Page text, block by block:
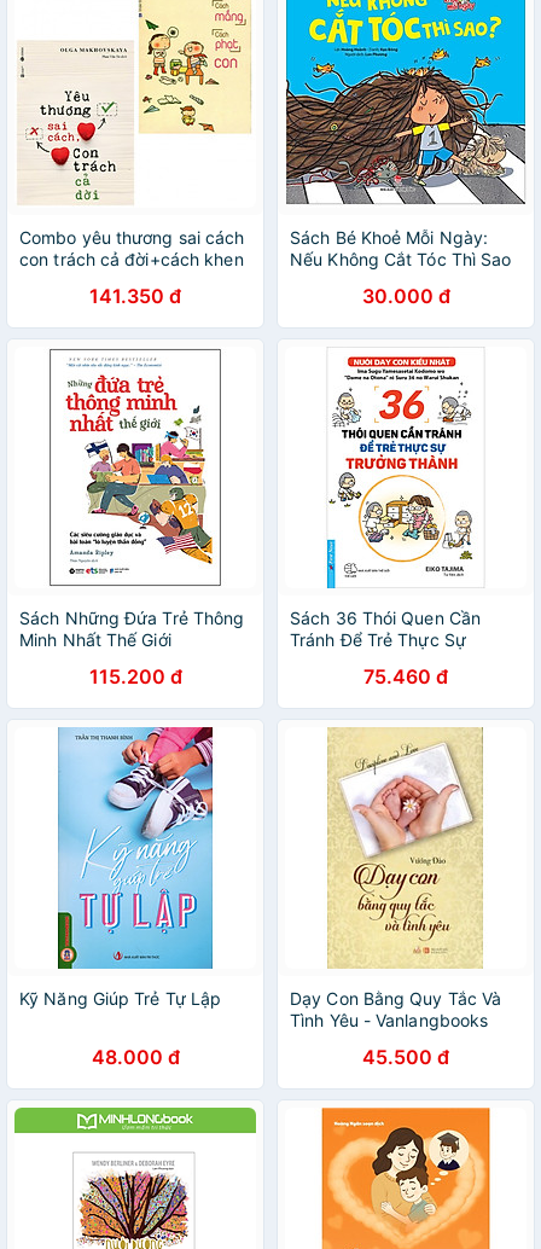
Combo yêu thương sai cách
con trách cả đời+cách khen
(bản đặc biệt tặng kèm
bookmark AHA)
141.350 đ
Sách Bé Khoẻ Mỗi Ngày:
Nếu Không Cắt Tóc Thì Sao
30.000 đ
Sách Những Đứa Trẻ Thông
Minh Nhất Thế Giới
115.200 đ
Sách 36 Thói Quen Cần
Tránh Để Trẻ Thực Sự
Con Kiểu Nhật)
75.460 đ
Kỹ Năng Giúp Trẻ Tự Lập
48.000 đ
Dạy Con Bằng Quy Tắc Và
Tình Yêu - Vanlangbooks
45.500 đ